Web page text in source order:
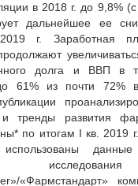
в 2018 г. до 9,8% (с
дальнейшее ее
г. Заработная
долга и ВВП в
61% из почти 72%
и тренды развития
по итогам I кв. 2019
данные
«Фармстандарт»